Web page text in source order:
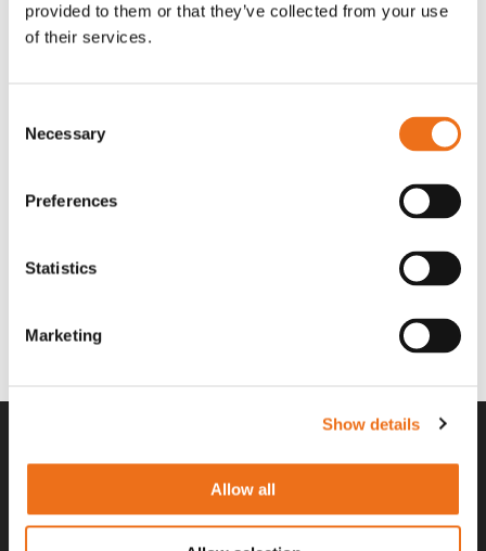
provided to them or that they’ve collected from your use
of their services.
Selection
Necessary
Preferences
Statistics
Marketing
Show details
Allow all
Lägg till i varukorg
Rotor teeth 8t/6k 7.5Gr/8 R6/14 Rotor teeth 8t/6k 0Gr/8 R6/14